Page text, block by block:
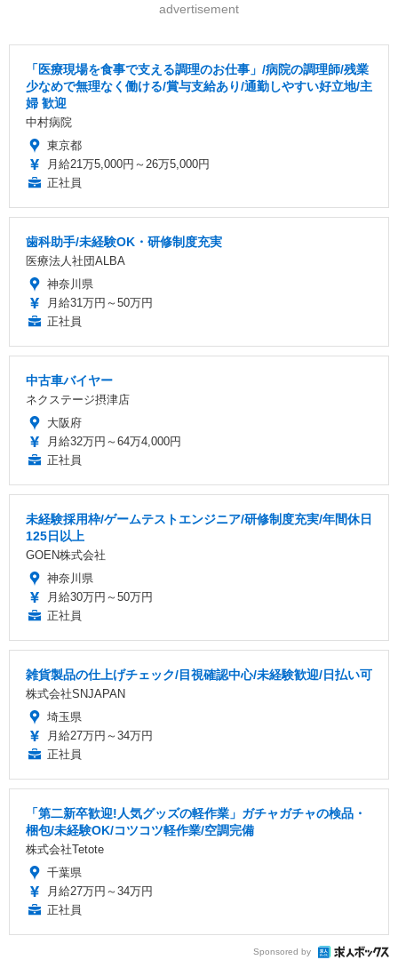
advertisement
「医療現場を食事で支える調理のお仕事」/病院の調理師/残業
少なめで無理なく働ける/賞与支給あり/通勤しやすい好立地/主
婦 歓迎
中村病院
東京都
月給21万5,000円～26万5,000円
正社員
歯科助手/未経験OK・研修制度充実
医療法人社団ALBA
神奈川県
月給31万円～50万円
正社員
中古車バイヤー
ネクステージ摂津店
大阪府
月給32万円～64万4,000円
正社員
未経験採用枠/ゲームテストエンジニア/研修制度充実/年間休日
125日以上
GOEN株式会社
神奈川県
月給30万円～50万円
正社員
雑貨製品の仕上げチェック/目視確認中心/未経験歓迎/日払い可
株式会社SNJAPAN
埼玉県
月給27万円～34万円
正社員
「第二新卒歓迎!人気グッズの軽作業」ガチャガチャの検品・
梱包/未経験OK/コツコツ軽作業/空調完備
株式会社Tetote
千葉県
月給27万円～34万円
正社員
Sponsored by